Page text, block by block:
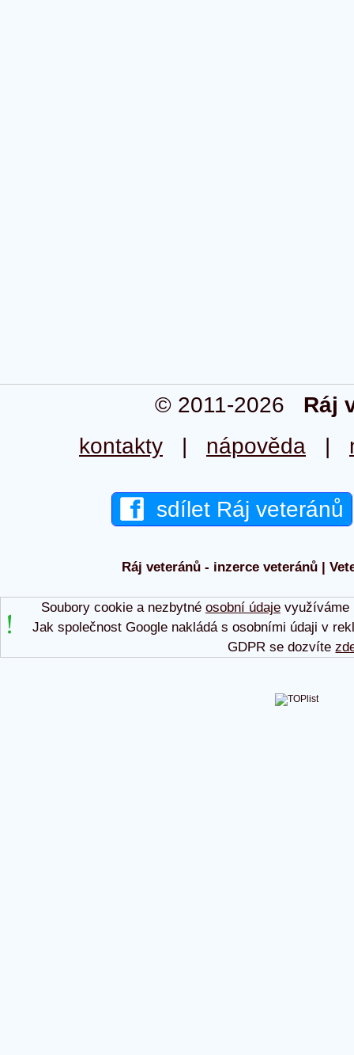
© 2011-2026 Ráj
kontakty | nápověda |
sdílet Ráj veteránů
Ráj veteránů - inzerce veteránů |
Soubory cookie a nezbytné osobní údajevyužíváme
Jak společnost Google nakládá s osobními údaji v
GDPR se dozvíte